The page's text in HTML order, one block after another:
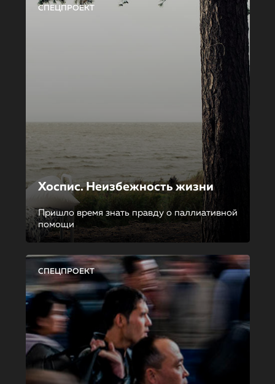
СПЕЦПРОЕКТ
Хоспис. Неизбежность жизни
Пришло время знать правду о паллиативной
помощи
СПЕЦПРОЕКТ